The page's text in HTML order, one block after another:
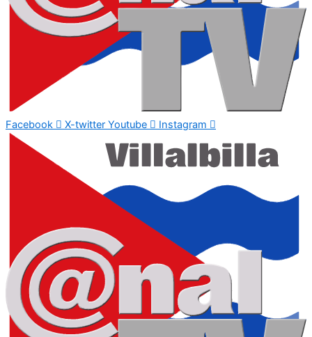
Facebook X-twitter Youtube Instagram